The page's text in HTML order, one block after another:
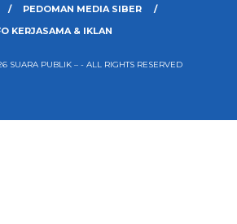
PEDOMAN MEDIA SIBER
KERJASAMA & IKLAN
SUARA PUBLIK – - ALL RIGHTS RESERVED